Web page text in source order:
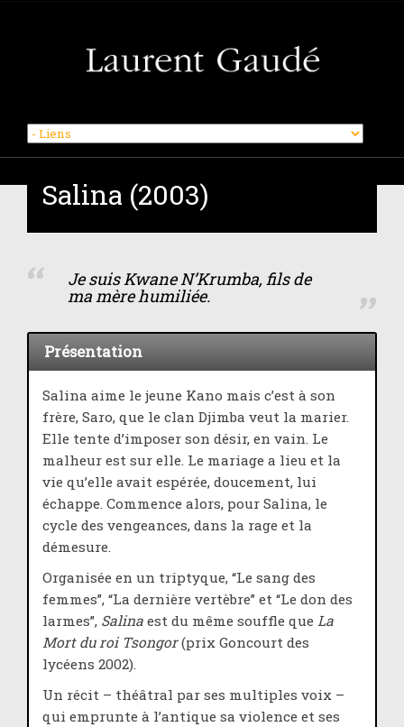
content
Salina (2003)
Je suis Kwane N’Krumba, fils de
ma mère humiliée.
Présentation
Salina aime le jeune Kano mais c’est à son
frère, Saro, que le clan Djimba veut la marier.
Elle tente d’imposer son désir, en vain. Le
malheur est sur elle. Le mariage a lieu et la
vie qu’elle avait espérée, doucement, lui
échappe. Commence alors, pour Salina, le
cycle des vengeances, dans la rage et la
démesure.
Organisée en un triptyque, “Le sang des
femmes”, “La dernière vertèbre” et “Le don des
larmes”, Salina est du même souffle queLa
Mort du roi Tsongor(prix Goncourt des
lycéens 2002).
Un récit – théâtral par ses multiples voix –
qui emprunte à l’antique sa violence et ses